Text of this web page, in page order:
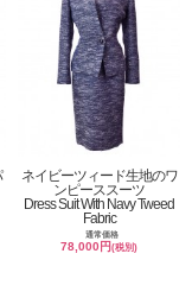
ネイビーツィード生地のワ
ンピーススーツ
Dress Suit With Navy Tweed
Fabric
通常価格
78,000円(税別)